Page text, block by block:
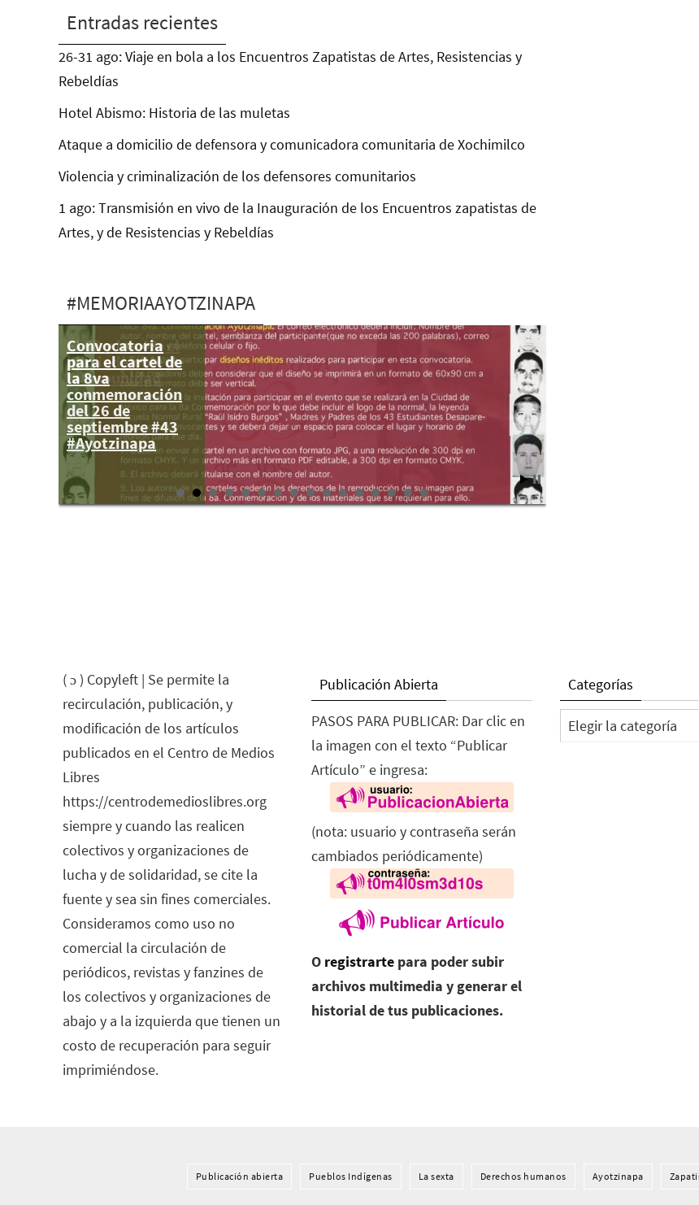
Entradas recientes
26-31 ago: Viaje en bola a los Encuentros Zapatistas de Artes, Resistencias y
Rebeldías
Hotel Abismo: Historia de las muletas
Ataque a domicilio de defensora y comunicadora comunitaria de Xochimilco
Violencia y criminalización de los defensores comunitarios
1 ago: Transmisión en vivo de la Inauguración de los Encuentros zapatistas de
Artes, y de Resistencias y Rebeldías
#MEMORIAAYOTZINAPA
Convocatoria
para el cartel de
la 8va
conmemoración
del 26 de
septiembre #43
#Ayotzinapa
El 68 y los 43: el
hilo indeleble de
la impunidad
( ɔ ) Copyleft | Se permite la
recirculación, publicación, y
modificación de los artículos
publicados en el Centro de Medios
Libres
https://centrodemedioslibres.org
siempre y cuando las realicen
colectivos y organizaciones de
lucha y de solidaridad, se cite la
fuente y sea sin fines comerciales.
Consideramos como uso no
comercial la circulación de
periódicos, revistas y fanzines de
los colectivos y organizaciones de
abajo y a la izquierda que tienen un
costo de recuperación para seguir
imprimiéndose.
Publicación Abierta
PASOS PARA PUBLICAR: Dar clic en
la imagen con el texto “Publicar
Artículo” e ingresa:
(nota: usuario y contraseña serán
cambiados periódicamente)
O registrarte para poder subir
archivos multimedia y generar el
historial de tus publicaciones.
Categorías
Categorías
Publicación abierta Pueblos Indí­genas La sexta Derechos humanos Ayotzinapa